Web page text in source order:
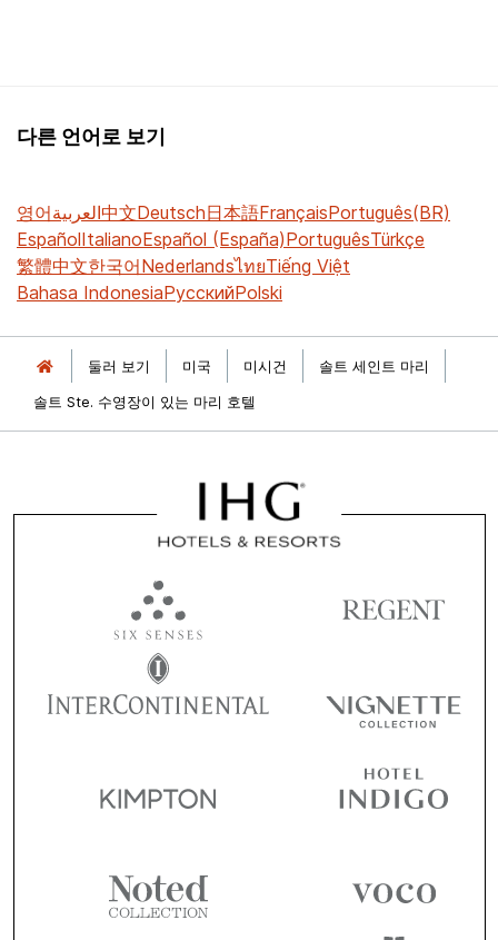
다른 언어로 보기
영어العربية中文Deutsch日本語FrançaisPortuguês(BR)
EspañolItalianoEspañol (España)PortuguêsTürkçe
繁體中文한국어NederlandsไทยTiếng Việt
Bahasa IndonesiaРусскийPolski
둘러 보기 미국 미시건
솔트 세인트 마리
솔트 Ste. 수영장이 있는 마리 호텔